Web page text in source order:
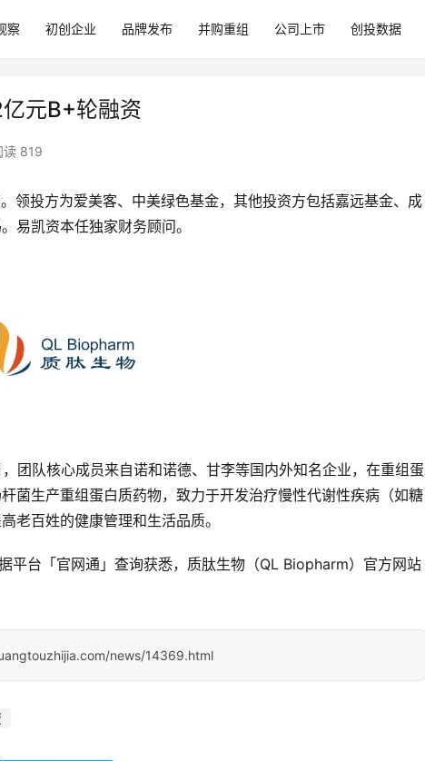
察 初创企业 品牌发布 并购重组 公司上市 创投数据
元B+轮融资
读 819
领投方为爱美客、中美绿色基金，其他投资方包括嘉远基金、成
易凯资本任独家财务顾问。
团队核心成员来自诺和诺德、甘李等国内外知名企业，在重组蛋
菌生产重组蛋白质药物，致力于开发治疗慢性代谢性疾病（如糖
老百姓的健康管理和生活品质。
平台「官网通」查询获悉，质肽生物（QL Biopharm）官方网站
news/14369.html